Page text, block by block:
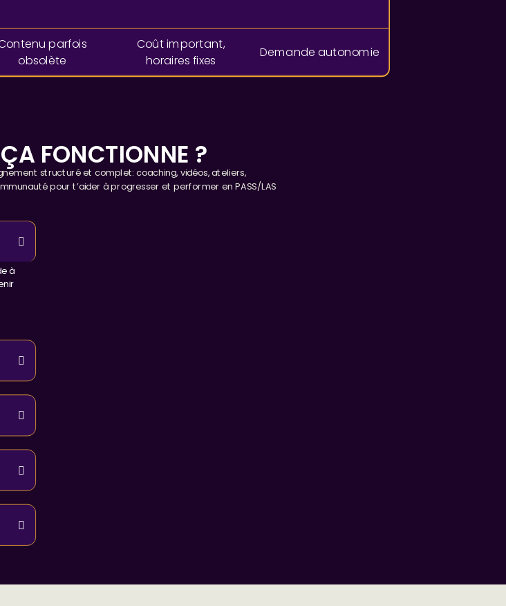
parfois
obsolète
Coût important,
horaires fixes
Demande autonomie
FONCTIONNE ?
structuré et complet: coaching, vidéos, ateliers,
pour t’aider à progresser et performer en PASS/LAS
à